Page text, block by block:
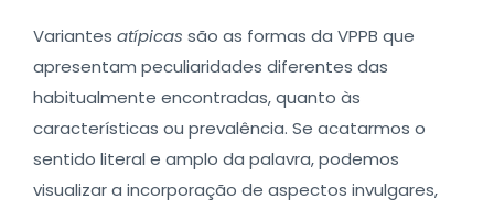
Variantes atípicas são as formas da VPPB que
apresentam peculiaridades diferentes das
habitualmente encontradas, quanto às
características ou prevalência. Se acatarmos o
sentido literal e amplo da palavra, podemos
visualizar a incorporação de aspectos invulgares,